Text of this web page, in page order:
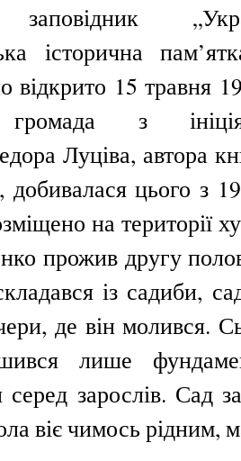
історична
відкрито 15 травня
громада з
Луціва, автора
добивалася цього з
на території
прожив другу
із садиби,
де він молився.
лише
серед зарослів. Сад
віє чимось